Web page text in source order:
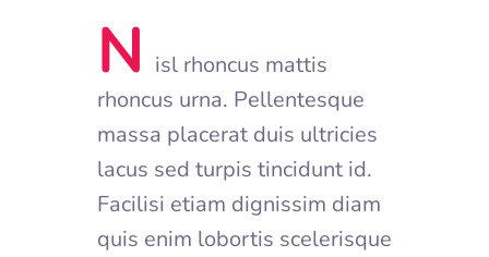
N isl rhoncus mattis
rhoncus urna. Pellentesque
massa placerat duis ultricies
lacus sed turpis tincidunt id.
Facilisi etiam dignissim diam
quis enim lobortis scelerisque